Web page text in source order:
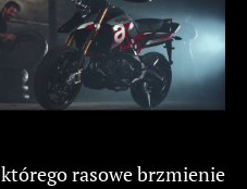
rasowe brzmienie